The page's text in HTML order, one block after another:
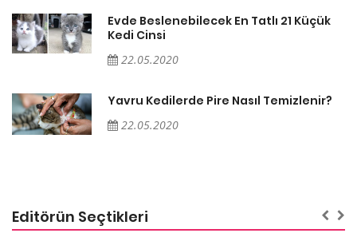
Evde Beslenebilecek En Tatlı 21 Küçük
Kedi Cinsi
22.05.2020
Yavru Kedilerde Pire Nasıl Temizlenir?
22.05.2020
Editörün Seçtikleri